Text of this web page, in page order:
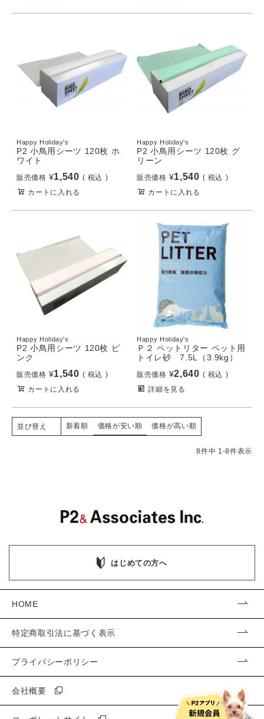
Happy Holiday's
P2 小鳥用シーツ 120枚 ホ
ワイト
販売価格 ¥1,540
税込
カートに入れる
Happy Holiday's
P2 小鳥用シーツ 120枚 グ
リーン
販売価格 ¥1,540
税込
カートに入れる
Happy Holiday's
P2 小鳥用シーツ 120枚 ピ
ンク
販売価格 ¥1,540
税込
カートに入れる
Happy Holiday's
Ｐ２ ペットリター ペット用
トイレ砂 7.5L（3.9kg）
販売価格 ¥2,640
税込
詳細を見る
並び替え 新着順 価格が安い順 価格が高い順
8件中 1-8件表示
はじめての方へ
HOME
特定商取引法に基づく表示
プライバシーポリシー
会社概要